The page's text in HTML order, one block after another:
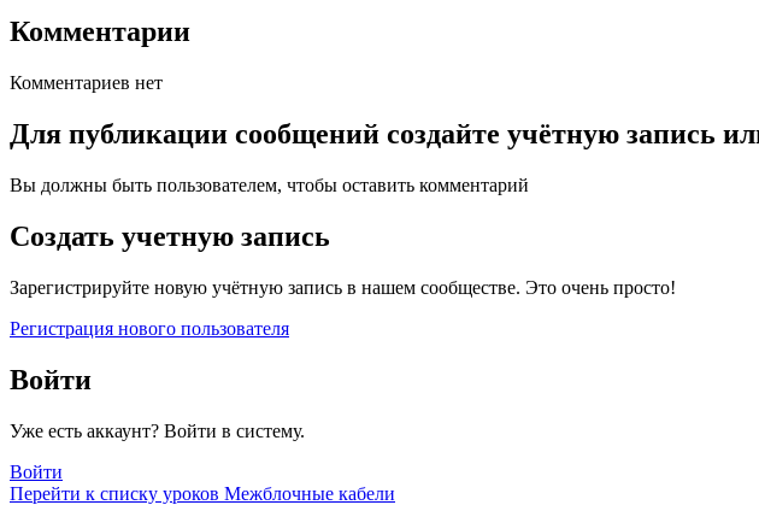
Комментарии
Комментариев нет
Для публикации сообщений создайте учётную запись
Вы должны быть пользователем, чтобы оставить комментарий
Создать учетную запись
Зарегистрируйте новую учётную запись в нашем сообществе. Это очень просто!
Регистрация нового пользователя
Войти
Уже есть аккаунт? Войти в систему.
Войти
Перейти к списку уроков Межблочные кабели